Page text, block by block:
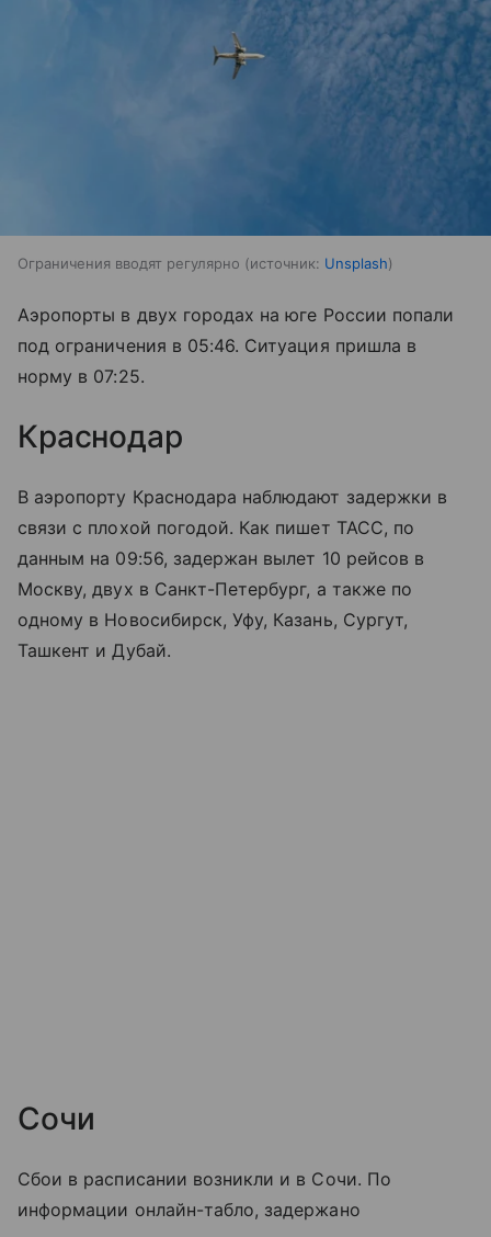
Ограничения вводят регулярно источник: Unsplash
Аэропорты в двух городах на юге России попали
под ограничения в 05:46. Ситуация пришла в
норму в 07:25.
Краснодар
В аэропорту Краснодара наблюдают задержки в
связи с плохой погодой. Как пишет ТАСС, по
данным на 09:56, задержан вылет 10 рейсов в
Москву, двух в Санкт-Петербург, а также по
одному в Новосибирск, Уфу, Казань, Сургут,
Ташкент и Дубай.
Сочи
Сбои в расписании возникли и в Сочи. По
информации онлайн-табло, задержано